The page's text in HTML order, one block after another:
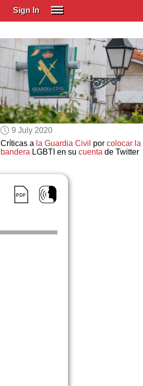
Sign In
Spanish
Spanish
SUBSCRIBE
EDUCATIONAL
GIFT CARDS
OTHER
ABOUT US
9 July 2020
Críticas a la Guardia Civil por colocar la
banderaLGBTI en su cuentade Twitter